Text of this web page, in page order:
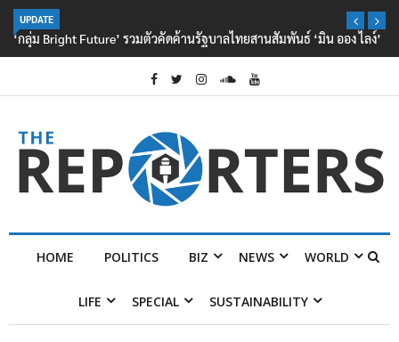
UPDATE
‘กลุ่ม Bright Future’ รวมตัวคัดค้านรัฐบาลไทยสานสัมพันธ์ ‘มิน ออง ไลง์’
HOME POLITICS BIZ NEWS WORLD
LIFE SPECIAL SUSTAINABILITY